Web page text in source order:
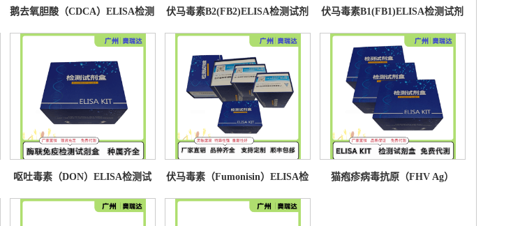
鹅去氧胆酸（CDCA）ELISA检测
试剂盒 竞争法
伏马毒素B2(FB2)ELISA检测试剂
盒
伏马毒素B1(FB1)ELISA检测试剂
盒
呕吐毒素（DON）ELISA检测试
剂盒 竞争法
伏马毒素（Fumonisin）ELISA检
测试剂盒 竞争法
猫疱疹病毒抗原（FHV Ag）